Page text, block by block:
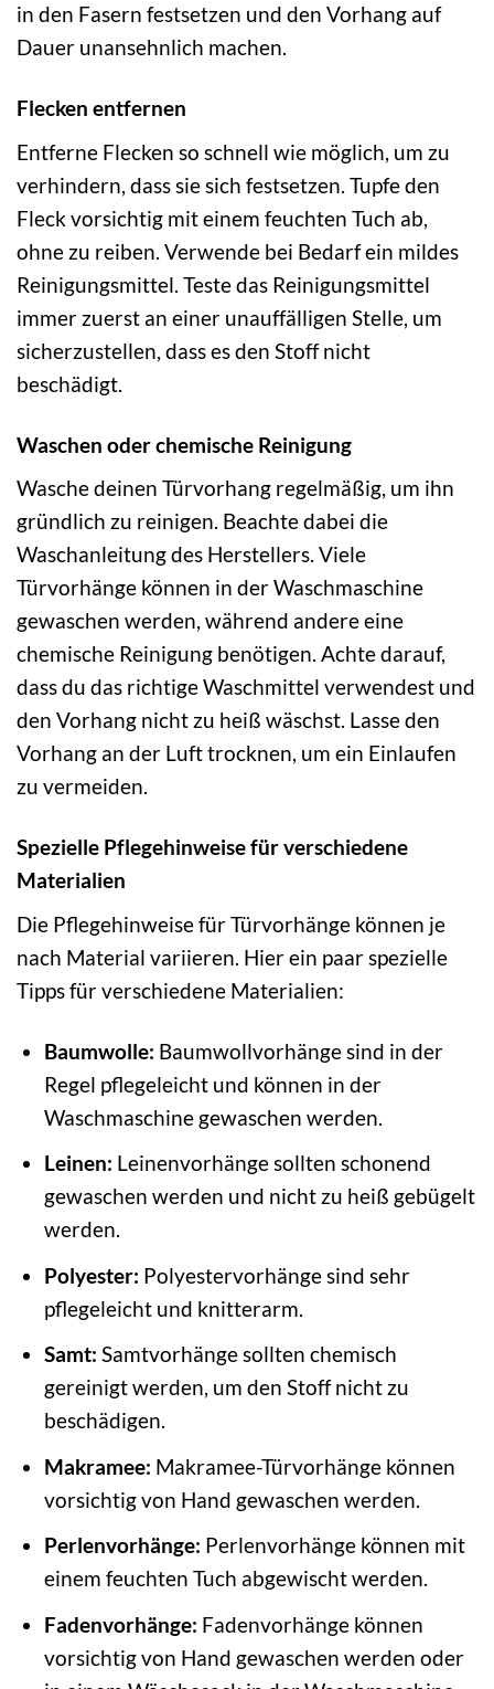
in den Fasern festsetzen und den Vorhang auf
Dauer unansehnlich machen.
Flecken entfernen
Entferne Flecken so schnell wie möglich, um zu
verhindern, dass sie sich festsetzen. Tupfe den
Fleck vorsichtig mit einem feuchten Tuch ab,
ohne zu reiben. Verwende bei Bedarf ein mildes
Reinigungsmittel. Teste das Reinigungsmittel
immer zuerst an einer unauffälligen Stelle, um
sicherzustellen, dass es den Stoff nicht
beschädigt.
Waschen oder chemische Reinigung
Wasche deinen Türvorhang regelmäßig, um ihn
gründlich zu reinigen. Beachte dabei die
Waschanleitung des Herstellers. Viele
Türvorhänge können in der Waschmaschine
gewaschen werden, während andere eine
chemische Reinigung benötigen. Achte darauf,
dass du das richtige Waschmittel verwendest und
den Vorhang nicht zu heiß wäschst. Lasse den
Vorhang an der Luft trocknen, um ein Einlaufen
zu vermeiden.
Spezielle Pflegehinweise für verschiedene
Materialien
Die Pflegehinweise für Türvorhänge können je
nach Material variieren. Hier ein paar spezielle
Tipps für verschiedene Materialien:
Baumwolle: Baumwollvorhänge sind in der
Regel pflegeleicht und können in der
Waschmaschine gewaschen werden.
Leinen: Leinenvorhänge sollten schonend
gewaschen werden und nicht zu heiß gebügelt
werden.
Polyester: Polyestervorhänge sind sehr
pflegeleicht und knitterarm.
Samt: Samtvorhänge sollten chemisch
gereinigt werden, um den Stoff nicht zu
beschädigen.
Makramee: Makramee-Türvorhänge können
vorsichtig von Hand gewaschen werden.
Perlenvorhänge: Perlenvorhänge können mit
einem feuchten Tuch abgewischt werden.
Fadenvorhänge: Fadenvorhänge können
vorsichtig von Hand gewaschen werden oder